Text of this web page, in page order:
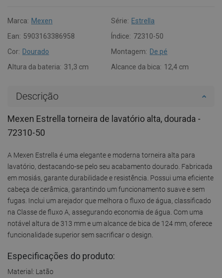
Marca: Mexen Série: Estrella
Ean: 5903163386958 Índice: 72310-50
Cor: Dourado Montagem: De pé
Altura da bateria: 31,3 cm Alcance da bica: 12,4 cm
Descrição
Mexen Estrella torneira de lavatório alta, dourada -
72310-50
A Mexen Estrella é uma elegante e moderna torneira alta para
lavatório, destacando-se pelo seu acabamento dourado. Fabricada
em mosiás, garante durabilidade e resistência. Possui uma eficiente
cabeça de cerâmica, garantindo um funcionamento suave e sem
fugas. Inclui um arejador que melhora o fluxo de água, classificado
na Classe de fluxo A, assegurando economia de água. Com uma
notável altura de 313 mm e um alcance de bica de 124 mm, oferece
funcionalidade superior sem sacrificar o design.
Especificações do produto:
Material: Latão